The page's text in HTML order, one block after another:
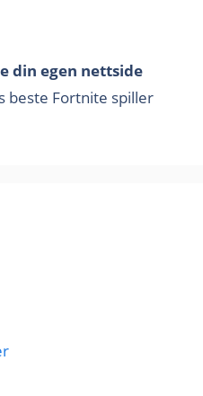
din egen nettside
beste Fortnite spiller